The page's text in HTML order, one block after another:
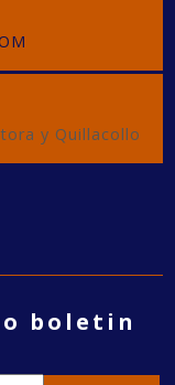
y Quillacollo
boletin